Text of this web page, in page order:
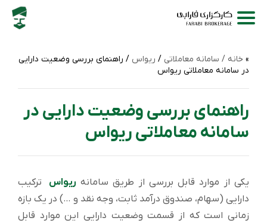
خانه / سامانه‌ معاملاتی / ریواس / راهنمای بررسی وضعیت دارایی
در سامانه معاملاتی ریواس
راهنمای بررسی وضعیت دارایی در
سامانه معاملاتی ریواس
یکی از موارد قابل بررسی از طریق سامانه ریواس ترکیب
دارایی (سهام، صندوق درآمد ثابت، وجه نقد و …) در یک بازه
زمانی است که از قسمت وضعیت دارایی این موارد قابل